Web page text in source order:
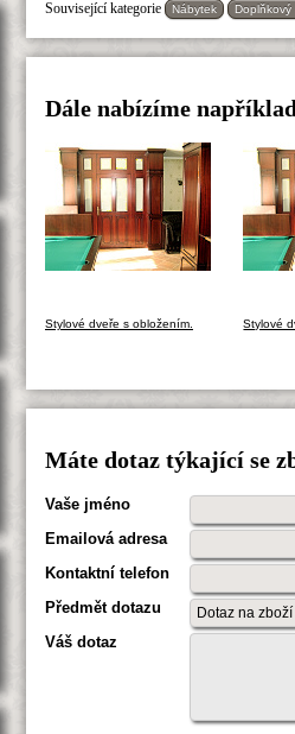
Související kategorie Nábytek Doplňkový
Dále nabízíme
Stylové dveře s obložením. Stylové
Máte dotaz týkající se
Vaše jméno
Emailová adresa
Kontaktní telefon
Předmět dotazu
Váš dotaz